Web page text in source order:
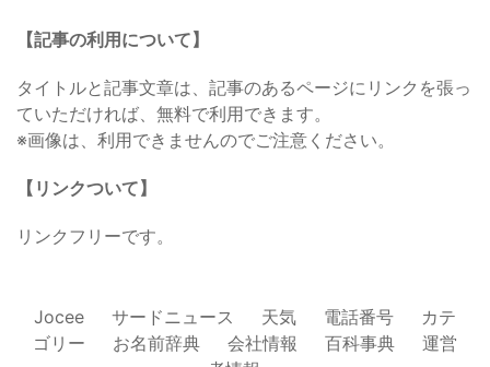
【記事の利用について】
タイトルと記事文章は、記事のあるページにリンクを張っ
ていただければ、無料で利用できます。
※画像は、利用できませんのでご注意ください。
【リンクついて】
リンクフリーです。
Jocee サードニュース 天気 電話番号
カテ
ゴリー
お名前辞典 会社情報 百科事典
運営